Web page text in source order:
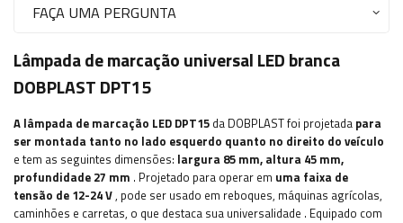
FAÇA UMA PERGUNTA
Lâmpada de marcação universal LED branca
DOBPLAST DPT15
A lâmpada de marcação LED DPT15 da DOBPLAST foi projetada para
ser montada tanto no lado esquerdo quanto no direito do veículo
e tem as seguintes dimensões: largura 85 mm, altura 45 mm,
profundidade 27 mm . Projetado para operar em uma faixa de
tensão de 12-24 V, pode ser usado em reboques, máquinas agrícolas,
caminhões e carretas, o que destaca sua universalidade . Equipado com